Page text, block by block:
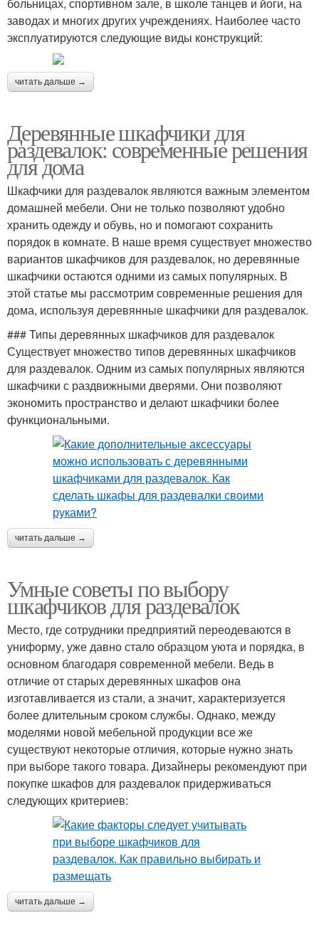
заводах и многих других учреждениях. Наиболее часто
эксплуатируются следующие виды конструкций:
читать дальше →
Деревянные шкафчики для
раздевалок: современные решения
для дома
Шкафчики для раздевалок являются важным элементом
домашней мебели. Они не только позволяют удобно
хранить одежду и обувь, но и помогают сохранить
порядок в комнате. В наше время существует множество
вариантов шкафчиков для раздевалок, но деревянные
шкафчики остаются одними из самых популярных. В
этой статье мы рассмотрим современные решения для
дома, используя деревянные шкафчики для раздевалок.
### Типы деревянных шкафчиков для раздевалок
Существует множество типов деревянных шкафчиков
для раздевалок. Одним из самых популярных являются
шкафчики с раздвижными дверями. Они позволяют
экономить пространство и делают шкафчики более
функциональными.
читать дальше →
Умные советы по выбору
шкафчиков для раздевалок
Место, где сотрудники предприятий переодеваются в
униформу, уже давно стало образцом уюта и порядка, в
основном благодаря современной мебели. Ведь в
отличие от старых деревянных шкафов она
изготавливается из стали, а значит, характеризуется
более длительным сроком службы. Однако, между
моделями новой мебельной продукции все же
существуют некоторые отличия, которые нужно знать
при выборе такого товара. Дизайнеры рекомендуют при
покупке шкафов для раздевалок придерживаться
следующих критериев:
читать дальше →